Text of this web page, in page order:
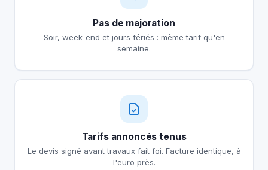
Pas de majoration
Soir, week-end et jours fériés : même tarif qu'en
semaine.
Tarifs annoncés tenus
Le devis signé avant travaux fait foi. Facture identique, à
l'euro près.